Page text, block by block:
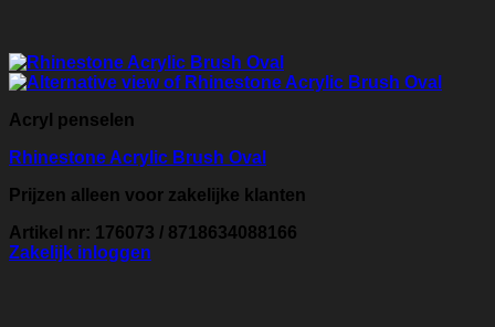
Acryl penselen
Rhinestone Acrylic Brush Oval
Prijzen alleen voor zakelijke klanten
Artikel nr: 176073 / 8718634088166
Zakelijk inloggen